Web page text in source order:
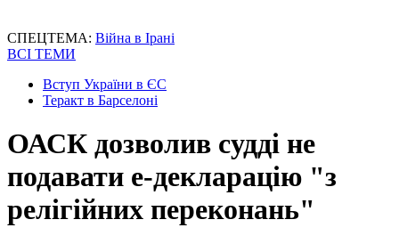
СПЕЦТЕМА: Війна в Ірані
ВСІ ТЕМИ
Вступ України в ЄС
Теракт в Барселоні
ОАСК дозволив судді не
подавати е-декларацію "з
релігійних переконань"